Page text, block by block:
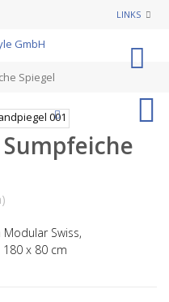
LINKS
Spiegel
Swiss,
x 80 cm